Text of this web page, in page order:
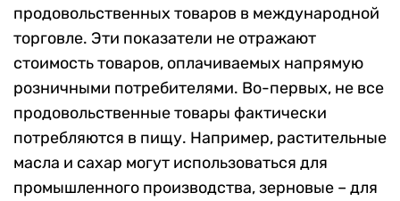
продовольственных товаров в международной
торговле. Эти показатели не отражают
стоимость товаров, оплачиваемых напрямую
розничными потребителями. Во-первых, не все
продовольственные товары фактически
потребляются в пищу. Например, растительные
масла и сахар могут использоваться для
промышленного производства, зерновые – для